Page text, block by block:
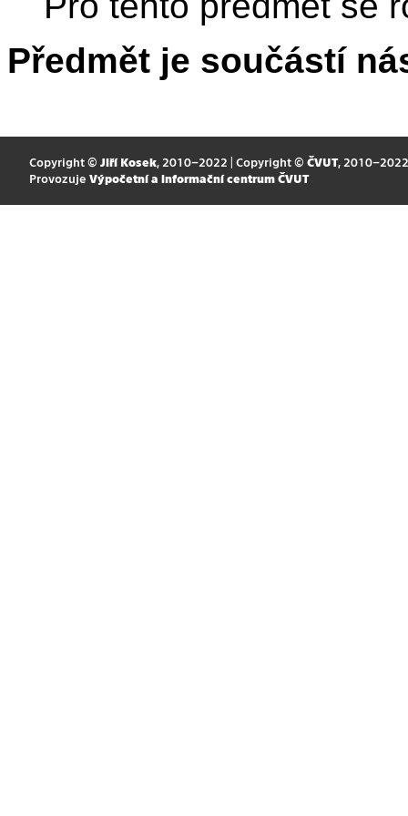
Předmět je součástí
Copyright © Jiří Kosek, 2010–2022 | Copyright © ČVUT, 2010–2022
Provozuje Výpočetní a informační centrum ČVUT